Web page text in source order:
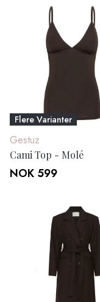
Flere Varianter
Gestuz
Cami Top - Molé
NOK 599